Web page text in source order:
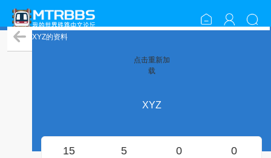
XYZ的资料
点击重新加
载
XYZ
15 5 0 0